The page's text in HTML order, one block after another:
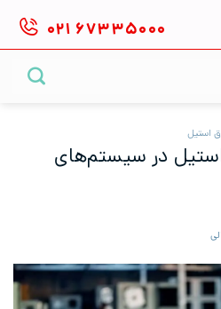
۰۲۱ ۶۷۳۳۵۰۰۰
استیل
استیل در سیستم‌های